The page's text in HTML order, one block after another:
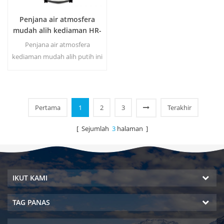
Penjana air atmosfera
mudah alih kediaman HR-
77L
Penjana air atmosfera
kediaman mudah alih putih ini
30 ℃ dan 80% RH. Panas &
amp; co ld output air tulen.
Pertama 1 2 3 Terakhir
[ Sejumlah 3halaman ]
IKUT KAMI
TAG PANAS